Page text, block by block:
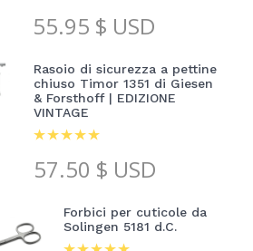
55.95 $ USD
Rasoio di sicurezza a pettine
chiuso Timor 1351 di Giesen
& Forsthoff | EDIZIONE
VINTAGE
57.50 $ USD
Forbici per cuticole da
Solingen 5181 d.C.